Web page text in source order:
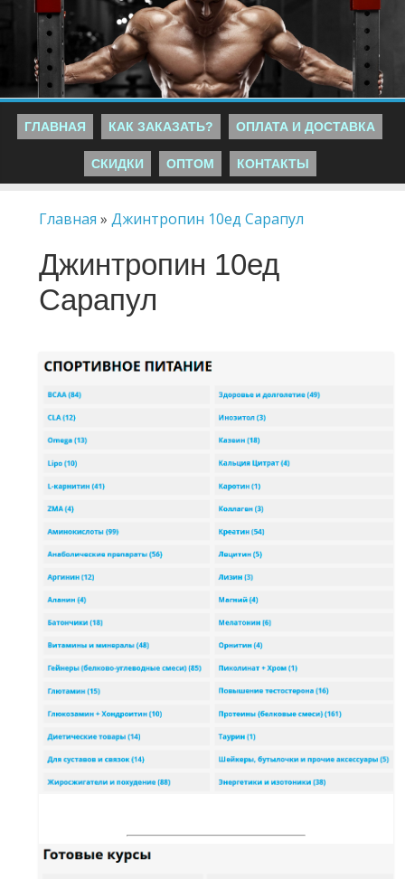
ГЛАВНАЯ КАК ЗАКАЗАТЬ? ОПЛАТА И ДОСТАВКА
СКИДКИ ОПТОМ КОНТАКТЫ
Главная »Джинтропин 10ед Сарапул
Джинтропин 10ед
Сарапул